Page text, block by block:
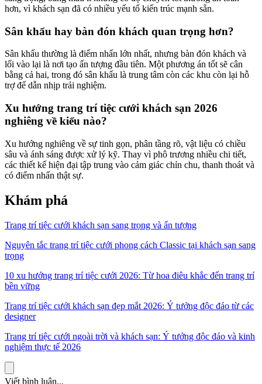
hơn, vì khách sạn đã có nhiều yếu tố kiến trúc mạnh sẵn.
Sân khấu hay bàn đón khách quan trọng hơn?
Sân khấu thường là điểm nhấn lớn nhất, nhưng bàn đón khách và
lối vào lại là nơi tạo ấn tượng đầu tiên. Một phương án tốt sẽ cân
bằng cả hai, trong đó sân khấu là trung tâm còn các khu còn lại hỗ
trợ để dẫn nhịp trải nghiệm.
Xu hướng trang trí tiệc cưới khách sạn 2026
nghiêng về kiểu nào?
Xu hướng nghiêng về sự tinh gọn, phân tầng rõ, vật liệu có chiều
sâu và ánh sáng được xử lý kỹ. Thay vì phô trương nhiều chi tiết,
các thiết kế hiện đại tập trung vào cảm giác chỉn chu, thanh thoát và
có điểm nhấn thật sự.
Khám phá
Trang trí tiệc cưới khách sạn sang trọng và ấn tượng
Nguyên tắc trang trí tiệc cưới phong cách Classic tại khách sạn sang
trọng
10 xu hướng trang trí tiệc cưới 2026: Từ hoa điêu khắc đến trang trí
bền vững
Trang trí tiệc cưới khách sạn đẹp mắt 2026: Ý tưởng độc đáo từ các
designer
Trang trí tiệc cưới ngoài trời và khách sạn: Ý tưởng độc đáo và kinh
nghiệm thực tế 2026
Viết bình luận...